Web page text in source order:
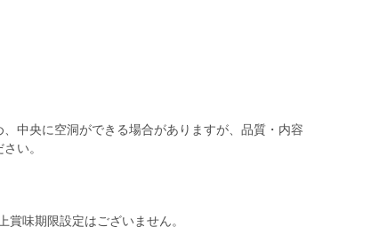
中央に空洞ができる場合がありますが、品質・内容
味期限設定はございません。